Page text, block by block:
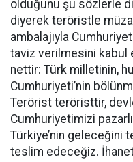
olduğunu şu sözlerle
diyerek teröristle
ambalajıyla
taviz verilmesini kabul
nettir: Türk milletinin,
Cumhuriyeti’nin
Terörist teröristtir,
Cumhuriyetimizi
Türkiye’nin geleceğini
teslim edeceğiz.